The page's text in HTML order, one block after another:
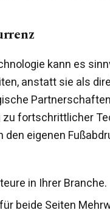
kann es
anstatt sie als
fortschrittlicher
den eigenen
in Ihrer Branche.
beide Seiten